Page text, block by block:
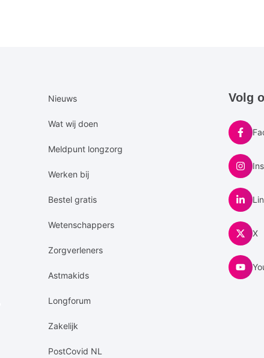
Secundaire
Nieuws
Wat wij doen
Meldpunt longzorg
Werken bij
Bestel gratis
Wetenschappers
Zorgverleners
Astmakids
Longforum
Zakelijk
PostCovid NL
Volg
X